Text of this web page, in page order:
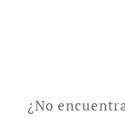
¿No